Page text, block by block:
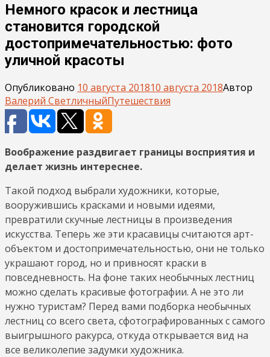
Немного красок и лестница
становится городской
достопримечательностью: фото
уличной красоты
Опубликовано 10 августа 201810 августа 2018Автор
Валерий СветличныйПутешествия
Воображение раздвигает границы восприятия и
делает жизнь интереснее.
Такой подход выбрали художники, которые,
вооружившись красками и новыми идеями,
превратили скучные лестницы в произведения
искусства. Теперь же эти красавицы считаются арт-
объектом и достопримечательностью, они не только
украшают город, но и привносят краски в
повседневность. На фоне таких необычных лестниц
можно сделать красивые фотографии. А не это ли
нужно туристам? Перед вами подборка необычных
лестниц со всего света, сфотографированных с самого
выигрышного ракурса, откуда открывается вид на
все великолепие задумки художника.